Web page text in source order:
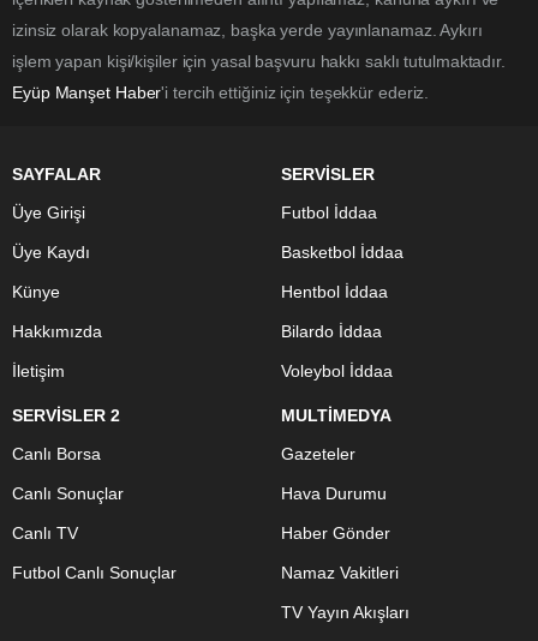
izinsiz olarak kopyalanamaz, başka yerde yayınlanamaz. Aykırı
işlem yapan kişi/kişiler için yasal başvuru hakkı saklı tutulmaktadır.
Eyüp Manşet Haber'i tercih ettiğiniz için teşekkür ederiz.
SAYFALAR
Üye Girişi
Üye Kaydı
Künye
Hakkımızda
İletişim
SERVİSLER
Futbol İddaa
Basketbol İddaa
Hentbol İddaa
Bilardo İddaa
Voleybol İddaa
SERVİSLER 2
Canlı Borsa
Canlı Sonuçlar
Canlı TV
Futbol Canlı Sonuçlar
MULTİMEDYA
Gazeteler
Hava Durumu
Haber Gönder
Namaz Vakitleri
TV Yayın Akışları